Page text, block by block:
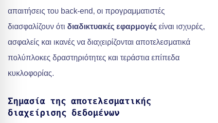
απαιτήσεις του back-end, οι προγραμματιστές
διασφαλίζουν ότι διαδικτυακές εφαρμογές είναι ισχυρές,
ασφαλείς και ικανές να διαχειρίζονται αποτελεσματικά
πολύπλοκες δραστηριότητες και τεράστια επίπεδα
κυκλοφορίας.
Σημασία της αποτελεσματικής
διαχείρισης δεδομένων